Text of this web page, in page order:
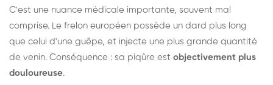
C'est une nuance médicale importante, souvent mal
comprise. Le frelon européen possède un dard plus long
que celui d'une guêpe, et injecte une plus grande quantité
de venin. Conséquence : sa piqûre est objectivement plus
douloureuse.